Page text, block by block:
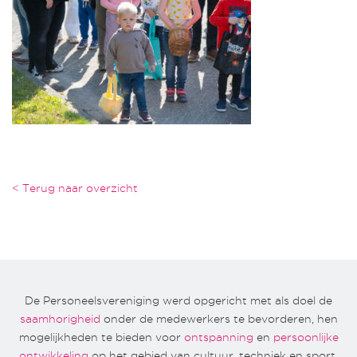
< Terug naar overzicht
De Personeelsvereniging werd opgericht met als doel de
saamhorigheid onder de medewerkers te bevorderen, hen
mogelijkheden te bieden voor ontspanning en persoonlijke